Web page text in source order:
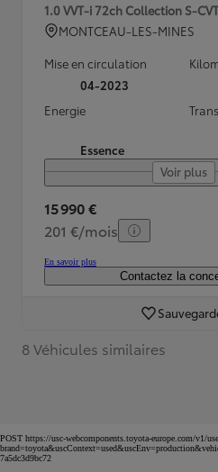
1.0 VVT-i 72ch Collection S-
MONTCEAU-LES-MINES
Mise en circulation
04-2023
Energie
Essence
Voir plus
15 990 €
201 €/mois
En savoir plus
Contactez la
8 Véhicules similaires
POST https://usc-webcomponents.toyota-europe.com/v1/
7a5dc3d9bc72